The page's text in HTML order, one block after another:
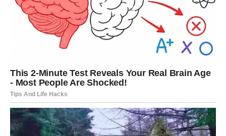
harmoničan, ali i da granice ostanu očuvane.
Ljubav i estrada – dvosekli mač
pomno praćen. Za Radu, to nosi poseban izazov. Dok
publika voli da vidi njene romantične trenutke, sama
pevačica ističe da je teret očekivanja često težak.
Mnogi estradni umetnici suočavaju se sa istim